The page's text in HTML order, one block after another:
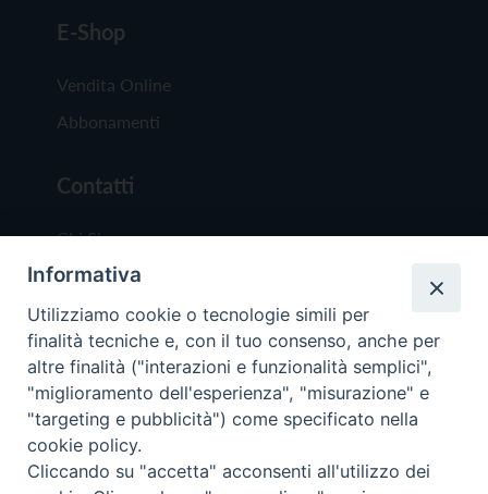
E-Shop
Vendita Online
Abbonamenti
Contatti
Chi Siamo
Redazione
Scrivici
Copyright © 2019 - Tutti i diritti riservati - Vita
Trentina Editrice
Informativa
Utilizziamo cookie o tecnologie simili per
finalità tecniche e, con il tuo consenso, anche per
altre finalità ("interazioni e funzionalità semplici",
"miglioramento dell'esperienza", "misurazione" e
"targeting e pubblicità") come specificato nella
cookie policy.
Cliccando su "accetta" acconsenti all'utilizzo dei